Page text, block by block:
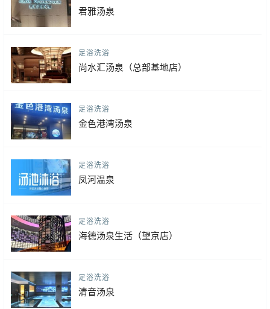
君雅汤泉
足浴洗浴
尚水汇汤泉（总部基地店）
足浴洗浴
金色港湾汤泉
足浴洗浴
凤河温泉
足浴洗浴
海德汤泉生活（望京店）
足浴洗浴
清音汤泉